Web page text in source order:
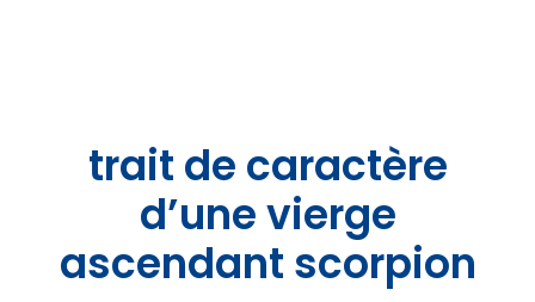
Contactez-nous
trait de caractère
d’une vierge
ascendant scorpion